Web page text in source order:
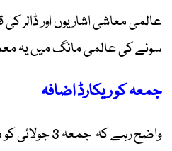
عالمی معاشی اشاریوں اور ڈالر
سونے کی عالمی مانگ میں یہ
جمعہ کو ریکارڈ اضافہ
واضح رہے کہ